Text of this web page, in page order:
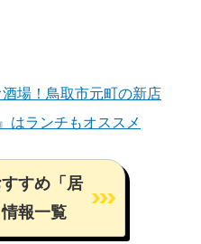
場！鳥取市元町の新店
はランチもオススメ
すめ「居
報一覧